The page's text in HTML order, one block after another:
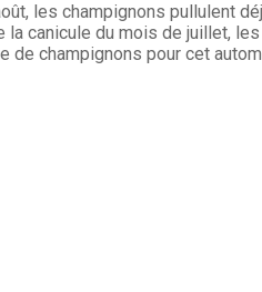
les champignons pullulent
canicule du mois de juillet,
champignons pour cet